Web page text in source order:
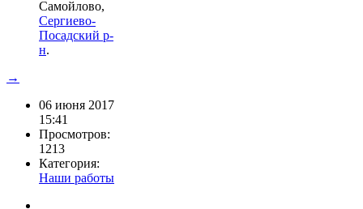
Самойлово,
Сергиево-
Посадский р-
н.
→
06 июня 2017
15:41
Просмотров:
1213
Категория:
Наши работы